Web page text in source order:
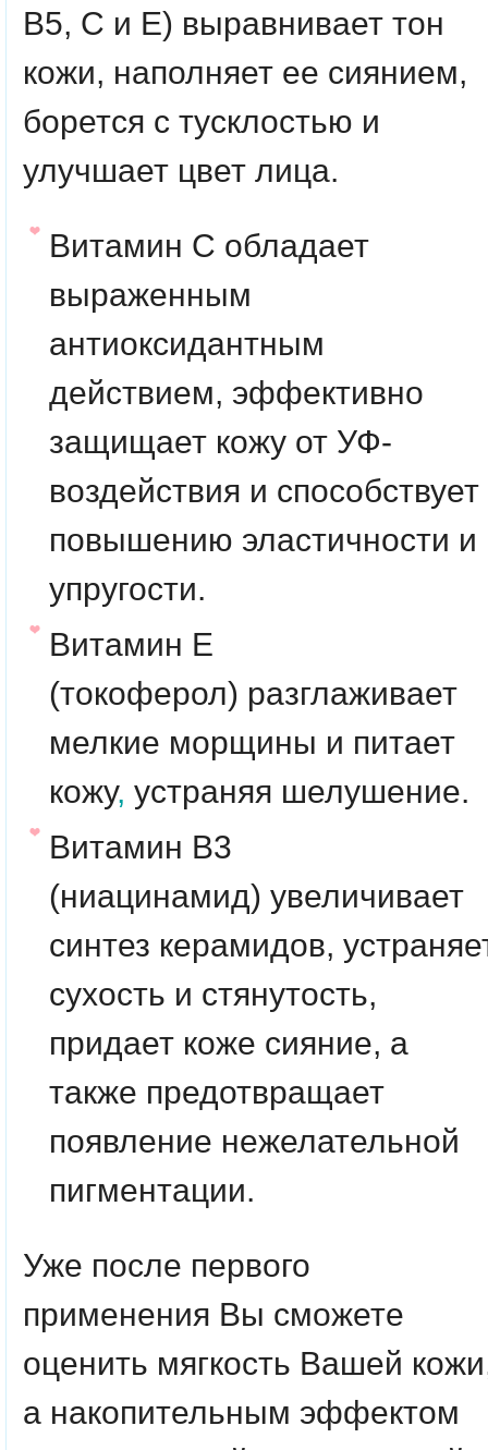
В5, С и Е) выравнивает тон
кожи, наполняет ее сиянием,
борется с тусклостью и
улучшает цвет лица.
Витамин С обладает
выраженным
антиоксидантным
действием, эффективно
защищает кожу от УФ-
воздействия и способствует
повышению эластичности и
упругости.
Витамин Е
(токоферол) разглаживает
мелкие морщины и питает
кожу, устраняя шелушение.
Витамин В3
(ниацинамид) увеличивает
синтез керамидов,
сухость и стянутость,
придает коже сияние, а
также предотвращает
появление нежелательной
пигментации.
Уже после первого
применения Вы сможете
оценить мягкость Вашей
а накопительным эффектом